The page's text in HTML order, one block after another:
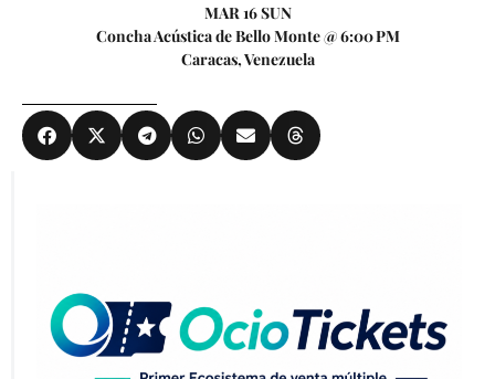
MAR 16 SUN
Concha Acústica de Bello Monte @ 6:00 PM
Caracas, Venezuela